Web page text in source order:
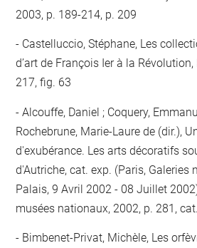
2003, p. 189-214, p. 209
Castelluccio, Stéphane, Les
d’art de François Ier à la
217, fig. 63
Alcouffe, Daniel ; Coquery,
Rochebrune, Marie-Laure de (dir.),
d'exubérance. Les arts décoratifs
d'Autriche, cat. exp. (Paris, Galeries
Palais, 9 Avril 2002 - 08 Juillet
musées nationaux, 2002, p. 281,
Bimbenet-Privat, Michèle, Les